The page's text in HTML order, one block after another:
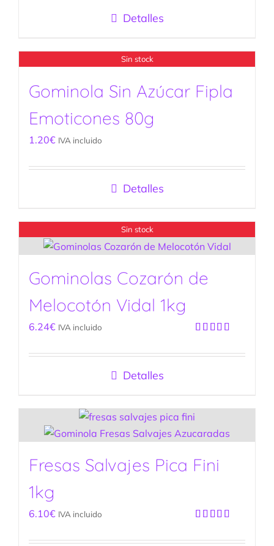
Detalles
Sin stock
Gominola Sin Azúcar Fipla
Emoticones 80g
1.20€ IVA incluido
Detalles
Sin stock
Gominolas Cozarón de
Melocotón Vidal 1kg
con5.00de
6.24€ IVA incluido
Detalles
Fresas Salvajes Pica Fini
1kg
con5.00de
6.10€ IVA incluido